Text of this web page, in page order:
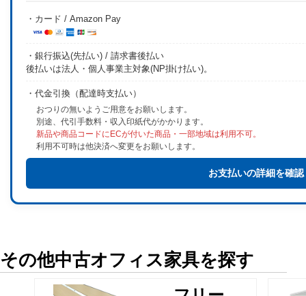
・カード / Amazon Pay
・銀行振込(先払い) / 請求書後払い
後払いは法人・個人事業主対象(NP掛け払い)。
・代金引換（配達時支払い）
おつりの無いようご用意をお願いします。
別途、代引手数料・収入印紙代がかかります。
新品や商品コードにECが付いた商品・一部地域は利用不可。
利用不可時は他決済へ変更をお願いします。
お支払いの詳細を確認
その他中古オフィス家具を探す